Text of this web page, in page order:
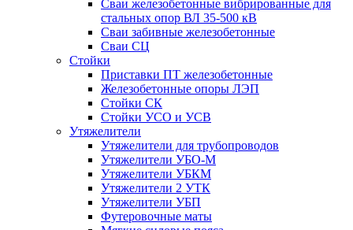
Сваи железобетонные вибрированные для
стальных опор ВЛ 35-500 кВ
Сваи забивные железобетонные
Сваи СЦ
Стойки
Приставки ПТ железобетонные
Железобетонные опоры ЛЭП
Стойки СК
Стойки УСО и УСВ
Утяжелители
Утяжелители для трубопроводов
Утяжелители УБО-М
Утяжелители УБКМ
Утяжелители 2 УТК
Утяжелители УБП
Футеровочные маты